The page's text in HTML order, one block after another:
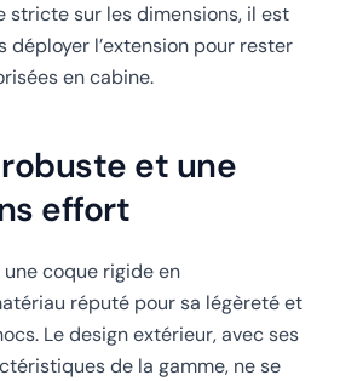
stricte sur les dimensions, il est
déployer l’extension pour rester
en cabine.
et une
effort
coque rigide en
réputé pour sa légèreté et
Le design extérieur, avec ses
de la gamme, ne se